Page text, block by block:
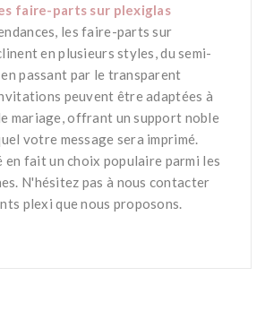
faire-parts sur plexiglas
les faire-parts sur
en plusieurs styles, du semi-
passant par le transparent
peuvent être adaptées à
mariage, offrant un support noble
votre message sera imprimé.
fait un choix populaire parmi les
N'hésitez pas à nous contacter
plexi que nous proposons.